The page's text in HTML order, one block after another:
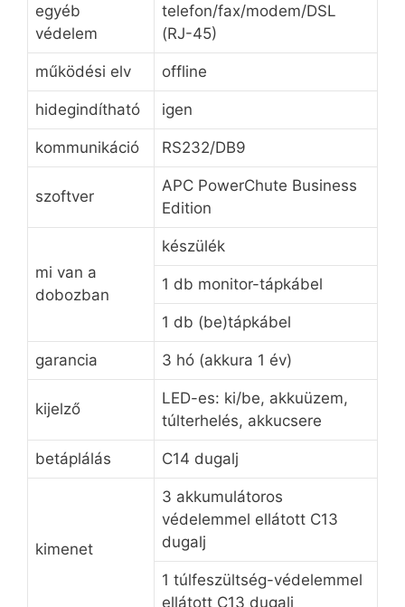
egyéb
védelem
telefon/fax/modem/DSL
(RJ-45)
működési elv offline
hidegindítható igen
kommunikáció RS232/DB9
szoftver
APC PowerChute Business
Edition
mi van a
dobozban
készülék
1 db monitor-tápkábel
1 db (be)tápkábel
garancia 3 hó (akkura 1 év)
kijelző
LED-es: ki/be, akkuüzem,
túlterhelés, akkucsere
betáplálás C14 dugalj
kimenet
3 akkumulátoros
védelemmel ellátott C13
dugalj
1 túlfeszültség-védelemmel
ellátott C13 dugalj